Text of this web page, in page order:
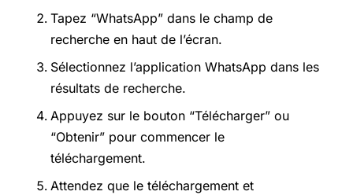
Tapez “WhatsApp” dans le champ de
recherche en haut de l’écran.
Sélectionnez l’application WhatsApp dans les
résultats de recherche.
Appuyez sur le bouton “Télécharger” ou
“Obtenir” pour commencer le
téléchargement.
Attendez que le téléchargement et